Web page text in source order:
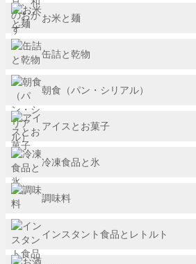
お米と麺
缶詰と乾物
朝食（パン・シリアル）
アイスとお菓子
冷凍食品と氷
調味料
インスタント食品とレトルト